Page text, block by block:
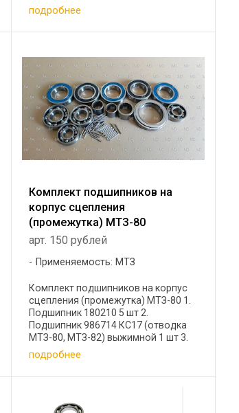
1 шт ПОДШИПНИК 308 (6308)------2
подробнее
Комплект подшипников на
корпус сцепления
(промежутка) МТЗ-80
арт. 150 рублей
Применяемость: МТЗ
Комплект подшипников на корпус
сцепления (промежутка) МТЗ-80 1.
Подшипник 180210 5 шт 2.
Подшипник 986714 КС17 (отводка
МТЗ-80, МТЗ-82) выжимной 1 шт 3.
Подшипник 942/40 (НК405032)
игольчатый 1 шт 4. Подшипник
50306 (6306 N) с канавкой под
подробнее